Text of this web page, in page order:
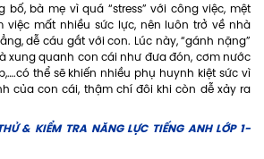
bà mẹ vì quá “stress” với công việc, mệt
việc mất nhiều sức lực, nên luôn trở về nhà
dễ cáu gắt với con. Lúc này, “gánh nặng”
xung quanh con cái như đưa đón, cơm nước
thể sẽ khiến nhiều phụ huynh kiệt sức vì
của con cái, thậm chí đôi khi còn dễ xảy ra
& KIỂM TRA NĂNG LỰC TIẾNG ANH LỚP 1-